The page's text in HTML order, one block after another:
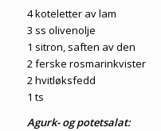
4 koteletter av lam
3 ss olivenolje
1 sitron, saften av den
2 ferske rosmarinkvister
2 hvitløksfedd
1 ts
Agurk- og potetsalat: